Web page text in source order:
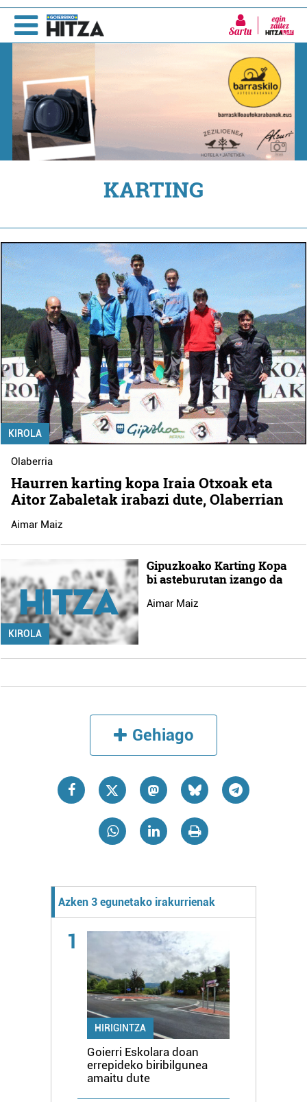
Sartu
KARTING
KIROLA
Olaberria
Haurren karting kopa Iraia Otxoak eta
Aitor Zabaletak irabazi dute, Olaberrian
Aimar Maiz
KIROLA
Gipuzkoako Karting Kopa
bi asteburutan izango da
Aimar Maiz
Gehiago
Azken 3 egunetako irakurrienak
1
HIRIGINTZA
Goierri Eskolara doan
errepideko biribilgunea
amaitu dute